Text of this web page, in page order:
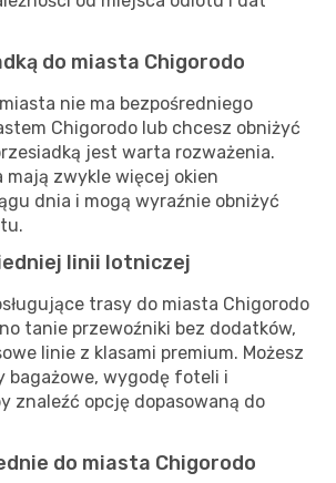
do miasta Chigorodo
nie ma bezpośredniego
Chigorodo lub chcesz obniżyć
jest warta rozważenia.
mają zwykle więcej okien
dnia i mogą wyraźnie obniżyć
linii lotniczej
trasy do miasta Chigorodo
tanie przewoźniki bez dodatków,
linie z klasami premium. Możesz
bagażowe, wygodę foteli i
znaleźć opcję dopasowaną do
do miasta Chigorodo